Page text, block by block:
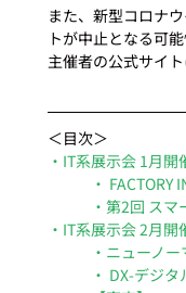
また、新型コロナ
トが中止となる可
主催者の公式サイ
＜目次＞
・IT系展示会 1月開
・ FACTORY
・第2回 スマ
・IT系展示会 2月開
・ニューノ
・ DX-デジ